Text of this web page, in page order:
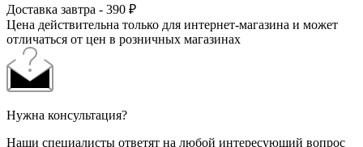
Доставка завтра - 390 ₽
Цена действительна только для интернет-магазина и может
отличаться от цен в розничных магазинах
Нужна консультация?
Наши специалисты ответят на любой интересующий вопрос